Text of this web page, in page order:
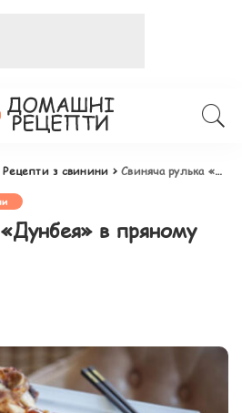
Рецепти з свинини >Свиняча рулька «Дунбея» в пряному соусі з пак-чой
в пряному